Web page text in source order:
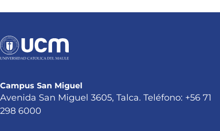
Campus San Miguel
Avenida San Miguel 3605, Talca. Teléfono: +56 71
298 6000